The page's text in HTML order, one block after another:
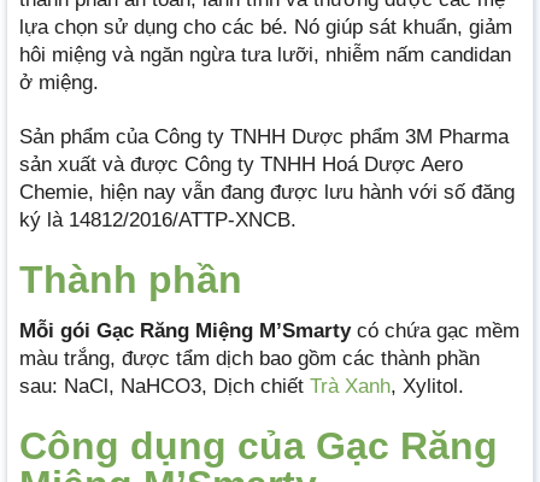
lựa chọn sử dụng cho các bé. Nó giúp sát khuẩn, giảm
hôi miệng và ngăn ngừa tưa lưỡi, nhiễm nấm candidan
ở miệng.
Sản phẩm của Công ty TNHH Dược phẩm 3M Pharma
sản xuất và được Công ty TNHH Hoá Dược Aero
Chemie, hiện nay vẫn đang được lưu hành với số đăng
ký là 14812/2016/ATTP-XNCB.
Thành phần
Mỗi gói Gạc Răng Miệng M’Smarty có chứa gạc mềm
màu trắng, được tẩm dịch bao gồm các thành phần
sau: NaCl, NaHCO3, Dịch chiết Trà Xanh, Xylitol.
Công dụng của Gạc Răng